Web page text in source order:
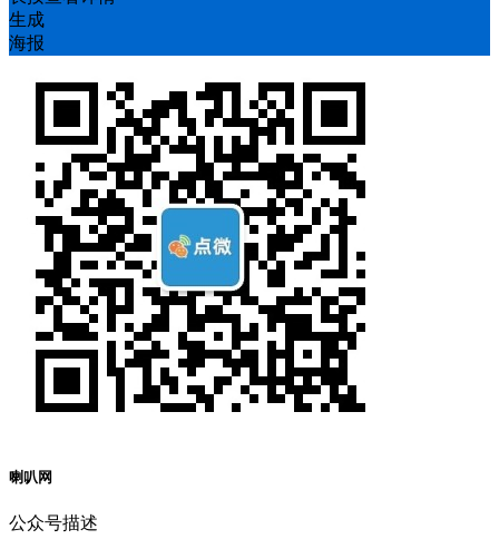
生成
海报
喇叭网
公众号描述